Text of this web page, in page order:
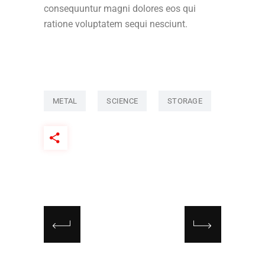
consequuntur magni dolores eos qui
ratione voluptatem sequi nesciunt.
METAL SCIENCE STORAGE